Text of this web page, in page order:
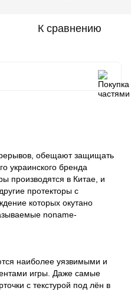
К сравнению
обещают защищать
украинского бренда
производятся в Китае, и
протекторы с
которых окутано
noname-
наиболее уязвимыми и
игры. Даже самые
с текстурой под лён в